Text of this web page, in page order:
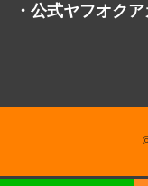
・ 公式ヤフオクア